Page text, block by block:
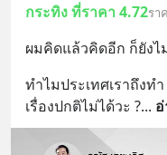
กระทิง ที่ราคา 4.72รา
ผมคิดแล้วคิดอีก ก็ยังไ
ทำไมประเทศเราถึงท
เรื่องปกติไม่ได้วะ ?...